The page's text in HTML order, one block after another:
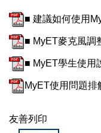
■ 建議如何使用
■ MyET麥克風調
■ MyET學生使用
MyET使用問題
友善列印